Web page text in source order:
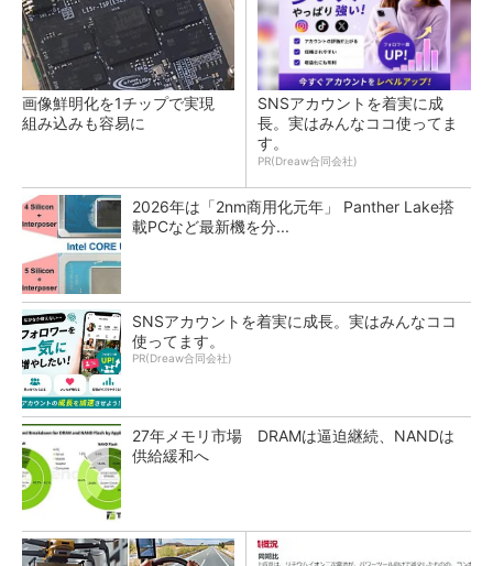
画像鮮明化を1チップで実現
組み込みも容易に
SNSアカウントを着実に成
長。実はみんなココ使ってま
す。
PR(Dreaw合同会社)
2026年は「2nm商用化元年」 Panther Lake搭
載PCなど最新機を分...
SNSアカウントを着実に成長。実はみんなココ
使ってます。
PR(Dreaw合同会社)
27年メモリ市場 DRAMは逼迫継続、NANDは
供給緩和へ